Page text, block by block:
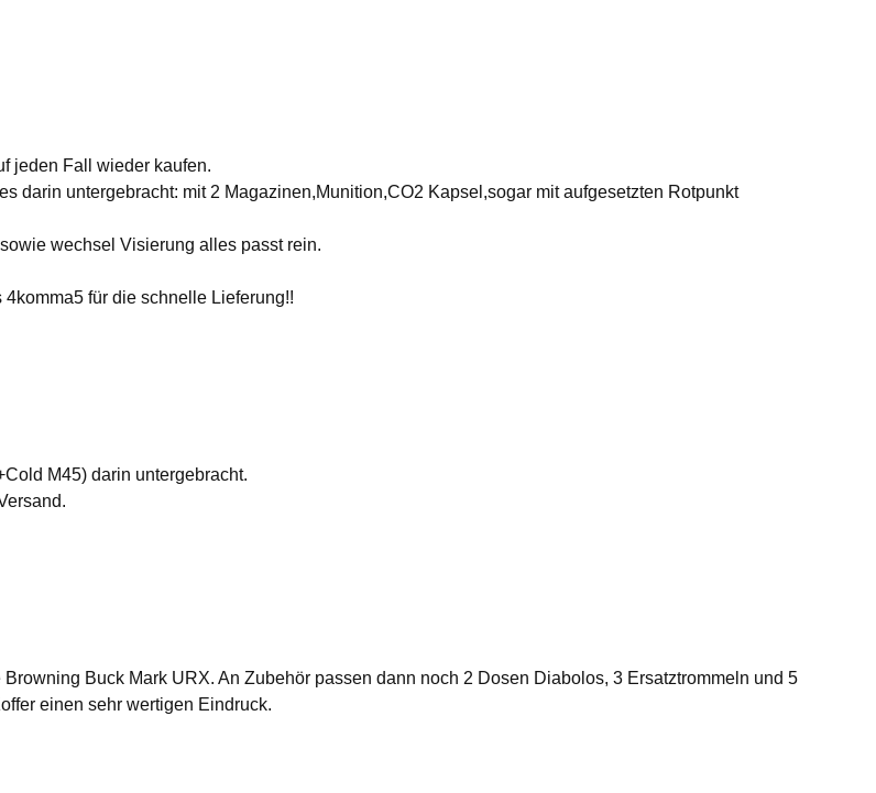
jeden Fall wieder kaufen.
darin untergebracht: mit 2 Magazinen,Munition,CO2 Kapsel,sogar mit aufgesetzten Rotpunkt
wechsel Visierung alles passt rein.
für die schnelle Lieferung!!
M45) darin untergebracht.
Buck Mark URX. An Zubehör passen dann noch 2 Dosen Diabolos, 3 Ersatztrommeln und 5
einen sehr wertigen Eindruck.